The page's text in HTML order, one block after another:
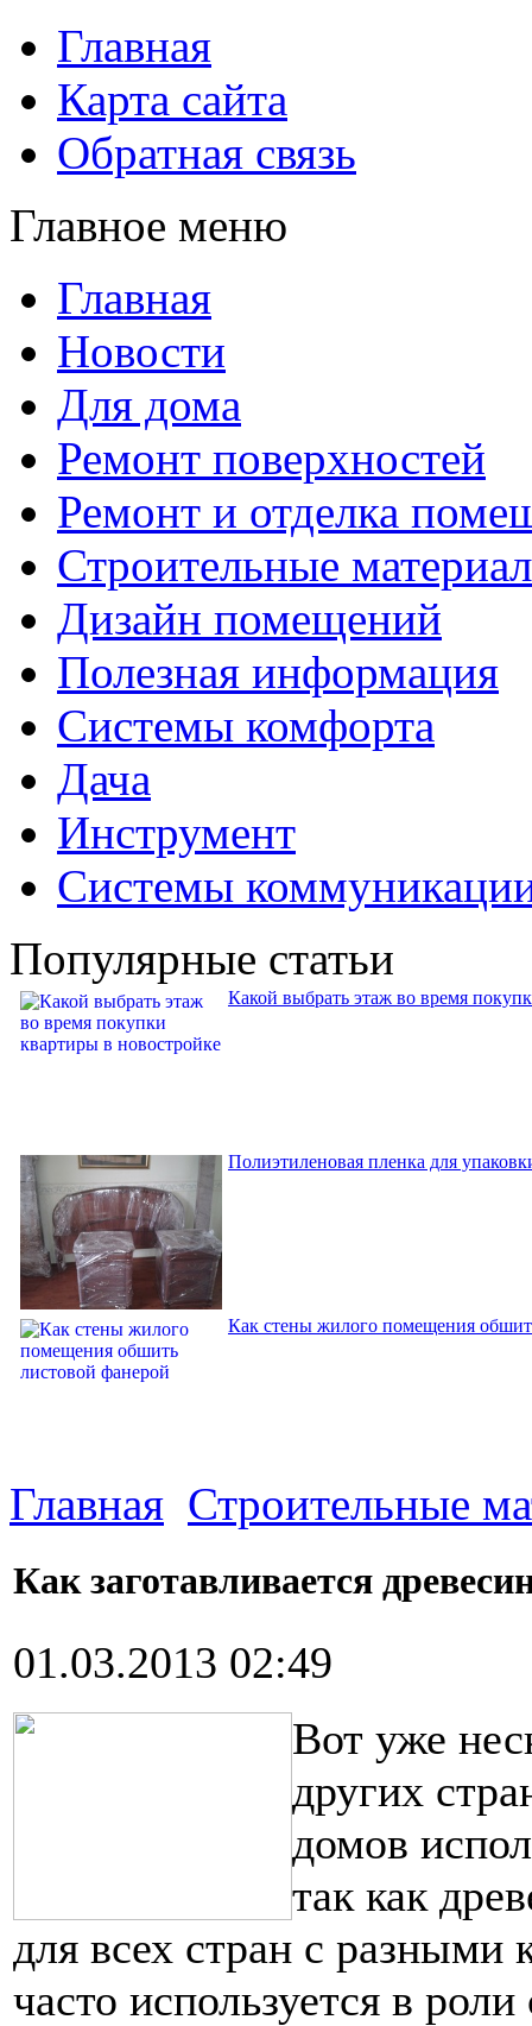
Главная
Карта сайта
Обратная связь
Главное меню
Главная
Новости
Для дома
Ремонт поверхностей
Ремонт и отделка
Строительные
Дизайн помещений
Полезная информация
Системы комфорта
Дача
Инструмент
Системы
Популярные статьи
Какой выбрать этаж во время
Полиэтиленовая пленка для
Как стены жилого помещения
Главная Строительные
Как заготавливается
01.03.2013 02:49
Вот уже
других
домов
так как
для всех стран с
часто используется в